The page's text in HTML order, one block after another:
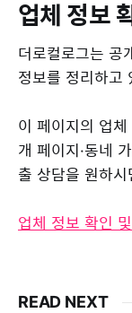
업체 정보
더로컬로그는 공
정보를 정리하고
이 페이지의 업
개 페이지·동네
출 상담을 원하
업체 정보 확인
READ NEXT